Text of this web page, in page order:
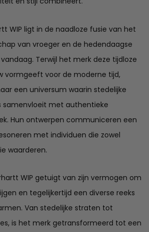
WIP ligt in de naadloze fusie van het
van vroeger en de hedendaagse
Terwijl het merk deze tijdloze
vormgeeft voor de moderne tijd,
een universum waarin stedelijke
samenvloeit met authentieke
Hun ontwerpen communiceren een
met individuen die zowel
waarderen.
WIP getuigt van zijn vermogen om
en tegelijkertijd een diverse reeks
Van stedelijke straten tot
is het merk getransformeerd tot een